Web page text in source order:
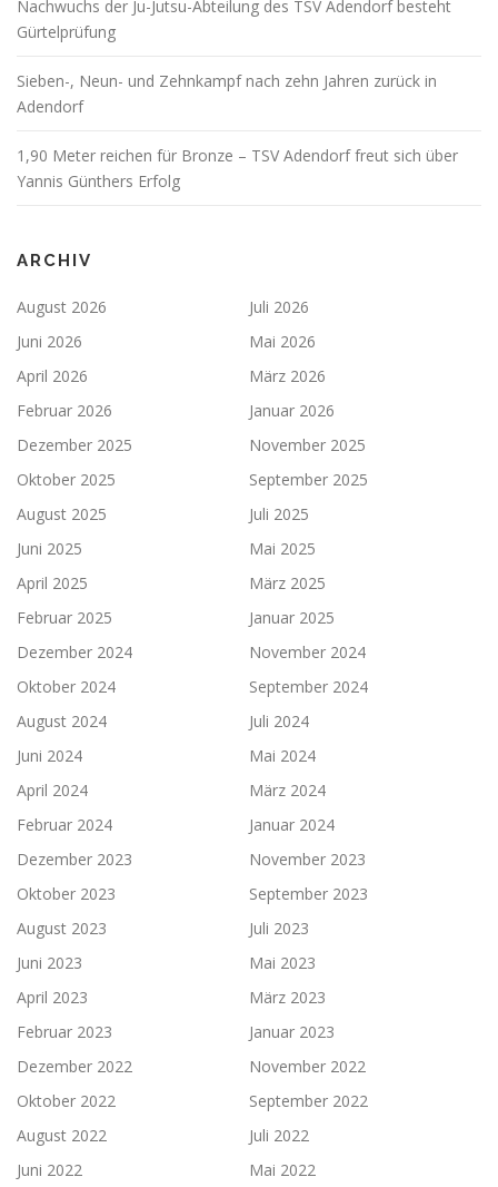
Nachwuchs der Ju-Jutsu-Abteilung des TSV Adendorf besteht
Gürtelprüfung
Sieben-, Neun- und Zehnkampf nach zehn Jahren zurück in
Adendorf
1,90 Meter reichen für Bronze – TSV Adendorf freut sich über
Yannis Günthers Erfolg
ARCHIV
August 2026
Juli 2026
Juni 2026
Mai 2026
April 2026
März 2026
Februar 2026
Januar 2026
Dezember 2025
November 2025
Oktober 2025
September 2025
August 2025
Juli 2025
Juni 2025
Mai 2025
April 2025
März 2025
Februar 2025
Januar 2025
Dezember 2024
November 2024
Oktober 2024
September 2024
August 2024
Juli 2024
Juni 2024
Mai 2024
April 2024
März 2024
Februar 2024
Januar 2024
Dezember 2023
November 2023
Oktober 2023
September 2023
August 2023
Juli 2023
Juni 2023
Mai 2023
April 2023
März 2023
Februar 2023
Januar 2023
Dezember 2022
November 2022
Oktober 2022
September 2022
August 2022
Juli 2022
Juni 2022
Mai 2022